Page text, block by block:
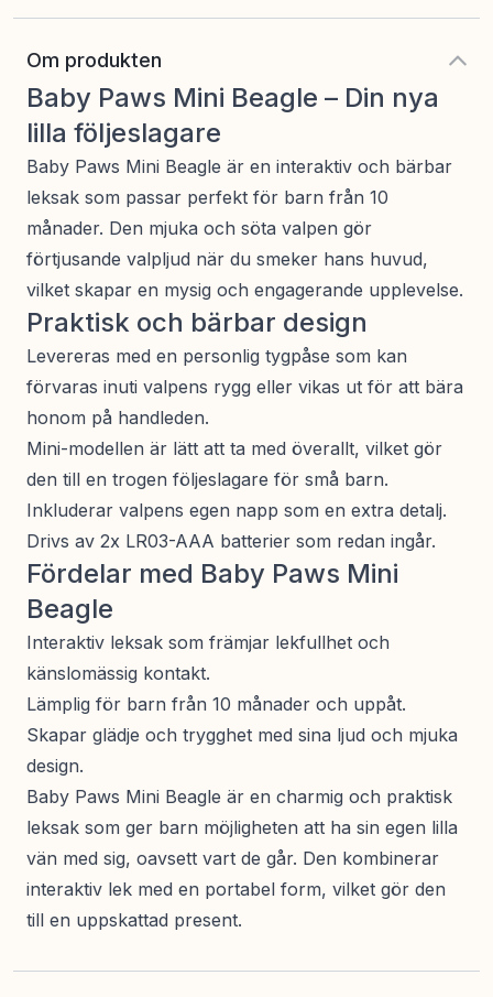
Om produkten
Baby Paws Mini Beagle – Din nya
lilla följeslagare
Baby Paws Mini Beagle är en interaktiv och bärbar
leksak som passar perfekt för barn från 10
månader. Den mjuka och söta valpen gör
förtjusande valpljud när du smeker hans huvud,
vilket skapar en mysig och engagerande upplevelse.
Praktisk och bärbar design
Levereras med en personlig tygpåse som kan
förvaras inuti valpens rygg eller vikas ut för att bära
honom på handleden.
Mini-modellen är lätt att ta med överallt, vilket gör
den till en trogen följeslagare för små barn.
Inkluderar valpens egen napp som en extra detalj.
Drivs av 2x LR03-AAA batterier som redan ingår.
Fördelar med Baby Paws Mini
Beagle
Interaktiv leksak som främjar lekfullhet och
känslomässig kontakt.
Lämplig för barn från 10 månader och uppåt.
Skapar glädje och trygghet med sina ljud och mjuka
design.
Baby Paws Mini Beagle är en charmig och praktisk
leksak som ger barn möjligheten att ha sin egen lilla
vän med sig, oavsett vart de går. Den kombinerar
interaktiv lek med en portabel form, vilket gör den
till en uppskattad present.